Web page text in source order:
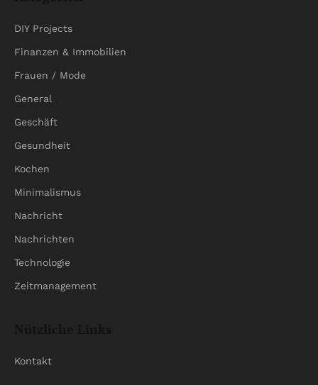
DIY Projects
Finanzen & Immobilien
Frauen / Mode
General
Geschäft
Gesundheit
Kochen
Minimalismus
Nachricht
Nachrichten
Technologie
Zeitmanagement
Kontakt